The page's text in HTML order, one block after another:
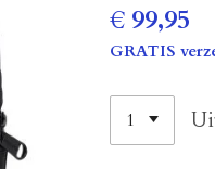
€ 99,95
GRATIS